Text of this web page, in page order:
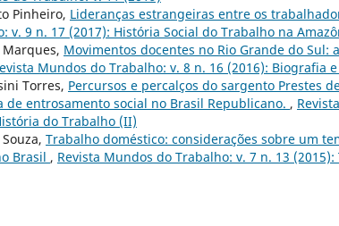
Pinheiro, Lideranças estrangeiras entre os
v. 9 n. 17 (2017): História Social do Trabalho na
Movimentos docentes no Rio Grande do Sul:
Mundos do Trabalho: v. 8 n. 16 (2016): Biografia
Torres, Percursos e percalços do sargento Prestes
de entrosamento social no Brasil Republicano. ,
do Trabalho (II)
Trabalho doméstico: considerações sobre um
Brasil , Revista Mundos do Trabalho: v. 7 n. 13